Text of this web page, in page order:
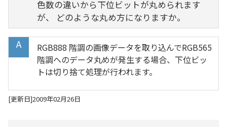
色数の違いから下位ビットが丸められます
が、 どのような丸め方になりますか。
RGB888 階調の画像データを取り込んでRGB565
階調へのデータ丸めが発生する場合、下位ビッ
トは切り捨て処理が行われます。
[更新日]2009年02月26日